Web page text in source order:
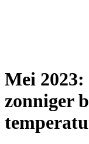
Mei 2023:
zonniger